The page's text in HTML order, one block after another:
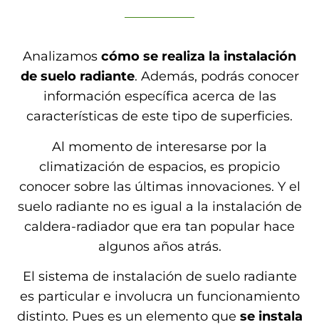
Analizamos cómo se realiza la instalación
de suelo radiante. Además, podrás conocer
información específica acerca de las
características de este tipo de superficies.
Al momento de interesarse por la
climatización de espacios, es propicio
conocer sobre las últimas innovaciones. Y el
suelo radiante no es igual a la instalación de
caldera-radiador que era tan popular hace
algunos años atrás.
El sistema de instalación de suelo radiante
es particular e involucra un funcionamiento
distinto. Pues es un elemento que se instala